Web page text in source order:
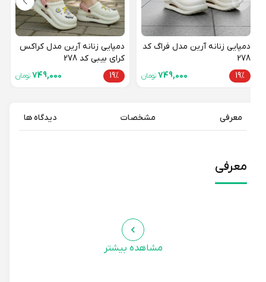
دمپایی زنانه آرین مدل فراگ کد
749,000تومان
دمپایی زنانه آرین مدل کراکس
کرای بیبی کد 278
749,000تومان
معرفی مشخصات دیدگاه ها
معرفی
مشاهده بیشتر